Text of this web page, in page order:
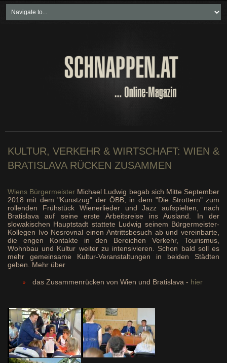
Neueste Beiträge
Soziales & Projekte
KULTUR, VERKEHR & WIRTSCHAFT: WIEN &
BRATISLAVA RÜCKEN ZUSAMMEN
Wiens Bürgermeister Michael Ludwig begab sich Mitte September
2018 mit dem "Kunstzug" der ÖBB, in dem "Die Strottern" zum
rollenden Frühstück Wienerlieder und Jazz aufspielten, nach
Bratislava auf seine erste Arbeitsreise ins Ausland. In der
slowakischen Hauptstadt stattete Ludwig seinem Bürgermeister-
Kollegen Ivo Nesrovnal einen Antrittsbesuch ab und vereinbarte,
die engen Kontakte in den Bereichen Verkehr, Tourismus,
Wohnbau und Kultur weiter zu intensivieren. Schon bald soll es
mehr gemeinsame Kultur-Veranstaltungen in beiden Städten
geben. Mehr über
das Zusammenrücken von Wien und Bratislava - hier